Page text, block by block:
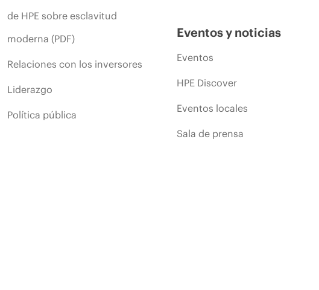
de HPE sobre esclavitud
moderna (PDF)
Relaciones con los inversores
Liderazgo
Política pública
Eventos y noticias
Eventos
HPE Discover
Eventos locales
Sala de prensa